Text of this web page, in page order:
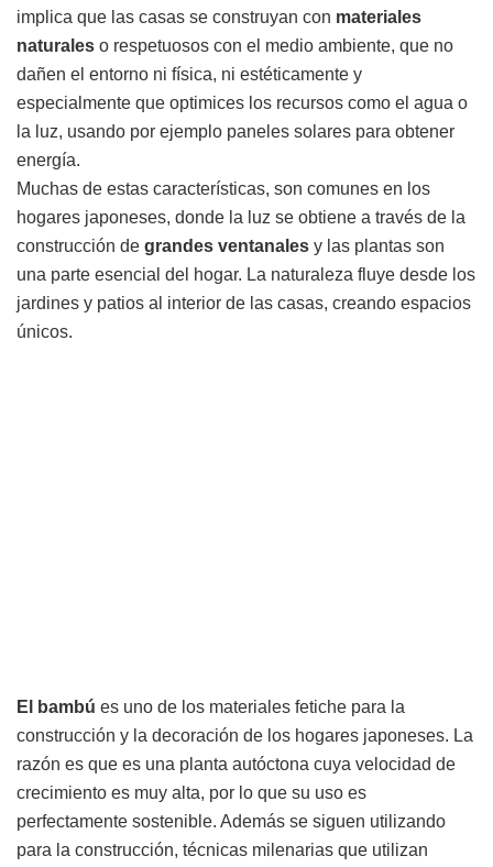
implica que las casas se construyan con materiales
naturales o respetuosos con el medio ambiente, que no
dañen el entorno ni física, ni estéticamente y
especialmente que optimices los recursos como el agua o
la luz, usando por ejemplo paneles solares para obtener
energía.
Muchas de estas características, son comunes en los
hogares japoneses, donde la luz se obtiene a través de la
construcción de grandes ventanales y las plantas son
una parte esencial del hogar. La naturaleza fluye desde los
jardines y patios al interior de las casas, creando espacios
únicos.
El bambú es uno de los materiales fetiche para la
construcción y la decoración de los hogares japoneses. La
razón es que es una planta autóctona cuya velocidad de
crecimiento es muy alta, por lo que su uso es
perfectamente sostenible. Además se siguen utilizando
para la construcción, técnicas milenarias que utilizan